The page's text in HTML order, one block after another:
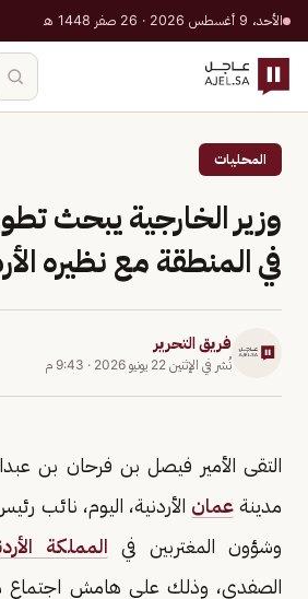
الأحد، 9 أغسطس 2026 · 26 صفر 1448 هـ
المحليات
وزير الخارجية يبحث
في المنطقة مع نظيره
فريق التحرير
نُشر في الإثنين 22 يونيو 2026 · 9:43 م
التقى الأمير فيصل بن فرحان بن
مدينةعمان الأردنية، اليوم، نائب
وشؤون المغتربين في المملكة
الصفدي، وذلك على هامش اجتماع